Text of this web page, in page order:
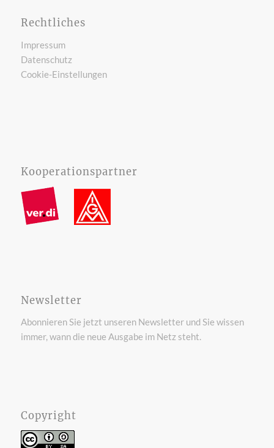
Rechtliches
Impressum
Datenschutz
Cookie-Einstellungen
Kooperationspartner
Newsletter
Abonnieren Sie jetzt unseren Newsletter und Sie wissen
immer, wann die neue Ausgabe im Netz steht.
Copyright